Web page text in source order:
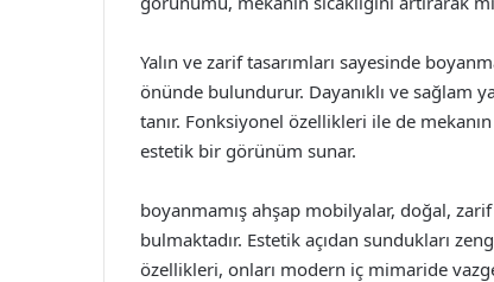
Yalın ve zarif tasarımları sayesinde
önünde bulundurur. Dayanıklı ve sağlam
tanır. Fonksiyonel özellikleri ile de
estetik bir görünüm sunar.
boyanmamış ahşap mobilyalar, doğal,
bulmaktadır. Estetik açıdan sundukları
özellikleri, onları modern iç mimaride